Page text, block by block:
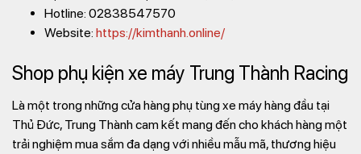
Hotline: 02838547570
Website: https://kimthanh.online/
Shop phụ kiện xe máy Trung Thành Racing
Là một trong những cửa hàng phụ tùng xe máy hàng đầu tại
Thủ Đức, Trung Thành cam kết mang đến cho khách hàng một
trải nghiệm mua sắm đa dạng với nhiều mẫu mã, thương hiệu